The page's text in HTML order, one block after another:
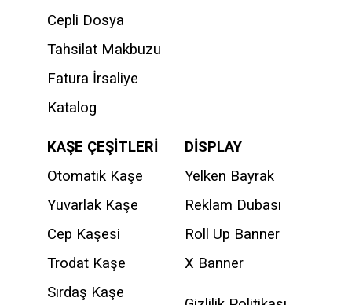
Cepli Dosya
Tahsilat Makbuzu
Fatura İrsaliye
Katalog
DİSPLAY
Yelken Bayrak
Reklam Dubası
Roll Up Banner
X Banner
KAŞE ÇEŞİTLERİ
Otomatik Kaşe
Yuvarlak Kaşe
Cep Kaşesi
Trodat Kaşe
Sırdaş Kaşe